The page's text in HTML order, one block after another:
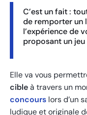
C’est un fait :
de remporter un
l’expérience de
proposant un
Elle va vous
cibleà travers un
concours lors d’un
ludique et originale